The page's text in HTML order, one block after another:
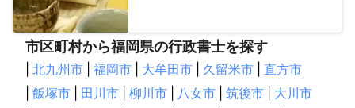
市区町村から福岡県の行政書士を探す
北九州市 福岡市 大牟田市 久留米市
直方市
飯塚市 田川市 柳川市 八女市 筑後市
大川市